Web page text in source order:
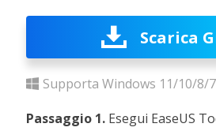
Scarica
Supporta Windows 11/10/8/7
Passaggio 1. Esegui EaseUS